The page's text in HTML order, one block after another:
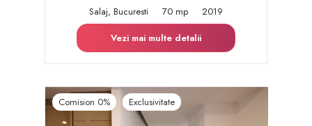
Salaj, Bucuresti
70 mp
2019
Vezi mai multe detalii
Comision 0% Exclusivitate